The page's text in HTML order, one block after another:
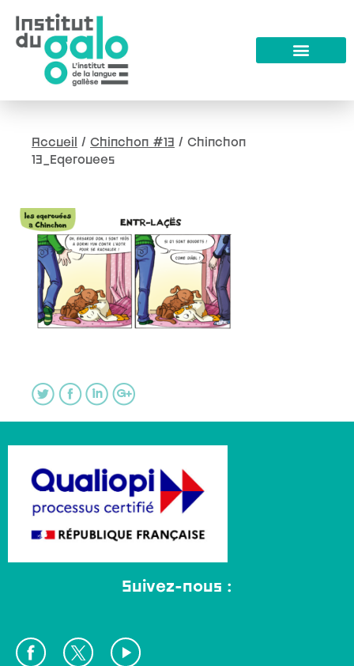
Accueil / Chinchon #13 / Chinchon
13_Eqerouees
Suivez-nous :